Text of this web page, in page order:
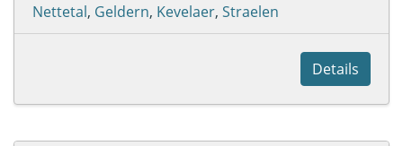
Nettetal, Geldern, Kevelaer, Straelen
Details